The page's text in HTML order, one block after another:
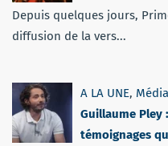
Depuis quelques jours,
diffusion de la vers...
A LA UNE,
Guillaume Pley
témoignages